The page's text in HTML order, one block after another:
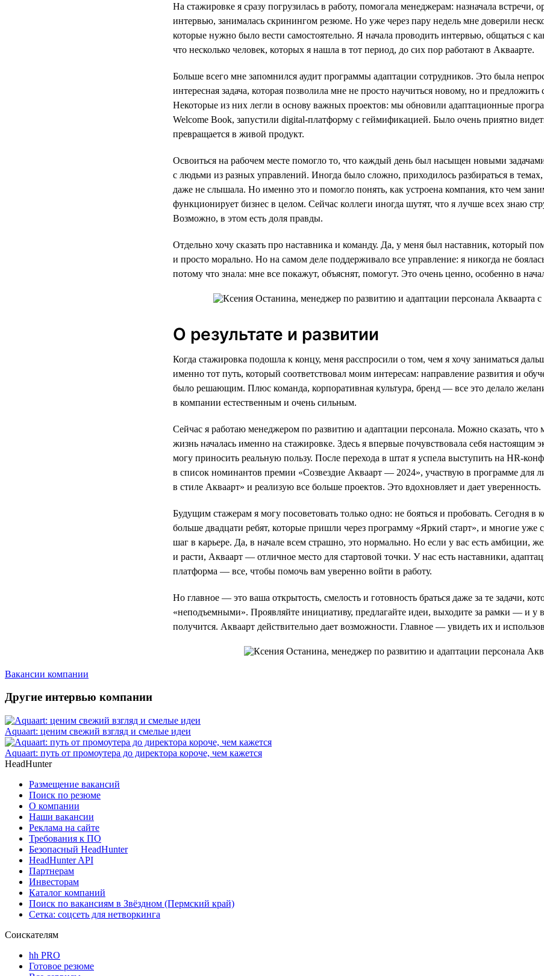
На стажировке я сразу погрузилась в работу, помогала менеджерам: назначала встречи,
интервью, занималась скринингом резюме. Но уже через пару недель мне доверили
которые нужно было вести самостоятельно. Я начала проводить интервью, общаться с
что несколько человек, которых я нашла в тот период, до сих пор работают в Акваарте.
Больше всего мне запомнился аудит программы адаптации сотрудников. Это была
интересная задача, которая позволила мне не просто научиться новому, но и предложить
Некоторые из них легли в основу важных проектов: мы обновили адаптационные
Welcome Book, запустили digital-платформу с геймификацией. Было очень приятно
превращается в живой продукт.
Освоиться на рабочем месте помогло то, что каждый день был насыщен новыми
с людьми из разных управлений. Иногда было сложно, приходилось разбираться в
даже не слышала. Но именно это и помогло понять, как устроена компания, кто чем
функционирует бизнес в целом. Сейчас коллеги иногда шутят, что я лучше всех знаю
Возможно, в этом есть доля правды.
Отдельно хочу сказать про наставника и команду. Да, у меня был наставник, который
и просто морально. Но на самом деле поддерживало все управление: я никогда не
потому что знала: мне все покажут, объяснят, помогут. Это очень ценно, особенно в
О результате и развитии
Когда стажировка подошла к концу, меня расспросили о том, чем я хочу заниматься
именно тот путь, который соответствовал моим интересам: направление развития и
было решающим. Плюс команда, корпоративная культура, бренд — все это делало
в компании естественным и очень сильным.
Сейчас я работаю менеджером по развитию и адаптации персонала. Можно сказать, что
жизнь началась именно на стажировке. Здесь я впервые почувствовала себя настоящим
могу приносить реальную пользу. После перехода в штат я успела выступить на HR-
в список номинантов премии «Созвездие Акваарт — 2024», участвую в программе для
в стиле Акваарт» и реализую все больше проектов. Это вдохновляет и дает уверенность.
Будущим стажерам я могу посоветовать только одно: не бояться и пробовать. Сегодня в
больше двадцати ребят, которые пришли через программу «Яркий старт», и многие уже
шаг в карьере. Да, в начале всем страшно, это нормально. Но если у вас есть амбиции,
и расти, Акваарт — отличное место для стартовой точки. У нас есть наставники,
платформа — все, чтобы помочь вам уверенно войти в работу.
Но главное — это ваша открытость, смелость и готовность браться даже за те задачи,
«неподъемными». Проявляйте инициативу, предлагайте идеи, выходите за рамки — и у
получится. Акваарт действительно дает возможности. Главное — увидеть их и
Вакансии компании
Другие интервью компании
Aquaart: ценим свежий взгляд и смелые идеи
Aquaart: путь от промоутера до директора короче, чем кажется
HeadHunter
Размещение вакансий
Поиск по резюме
О компании
Наши вакансии
Реклама на сайте
Требования к ПО
Безопасный HeadHunter
HeadHunter API
Партнерам
Инвесторам
Каталог компаний
Поиск по вакансиям в Звёздном (Пермский край)
Сетка: соцсеть для нетворкинга
Соискателям
hh PRO
Готовое резюме